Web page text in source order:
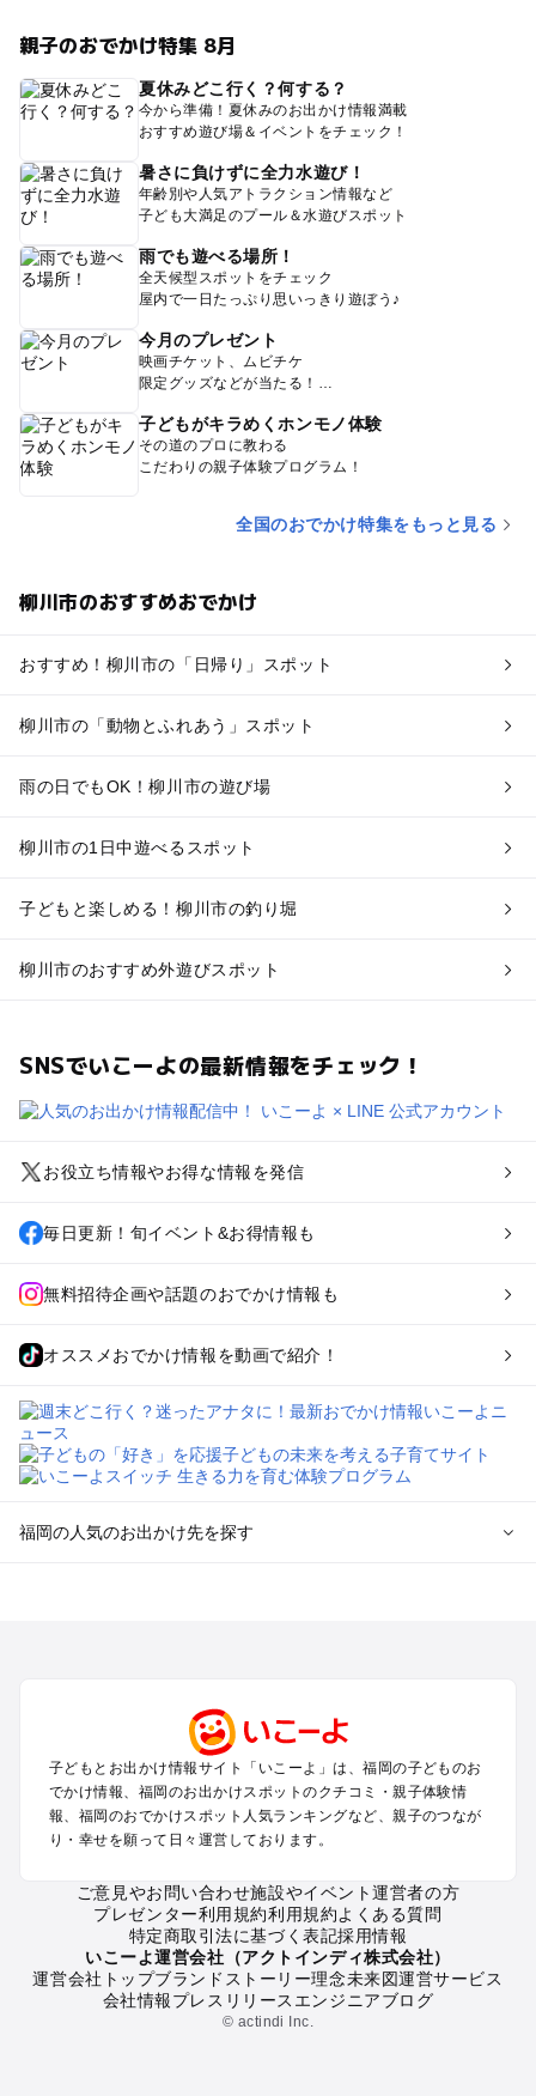
親子のおでかけ特集 8月
夏休みどこ行く？何する？
今から準備！夏休みのお出かけ情報満載
おすすめ遊び場＆イベントをチェック！
暑さに負けずに全力水遊び！
年齢別や人気アトラクション情報など
子ども大満足のプール＆水遊びスポット
雨でも遊べる場所！
全天候型スポットをチェック
屋内で一日たっぷり思いっきり遊ぼう♪
今月のプレゼント
映画チケット、ムビチケ
限定グッズなどが当たる！
子どもがキラめくホンモノ体験
その道のプロに教わる
こだわりの親子体験プログラム！
全国のおでかけ特集をもっと見る
柳川市のおすすめおでかけ
おすすめ！柳川市の「日帰り」スポット
柳川市の「動物とふれあう」スポット
雨の日でもOK！柳川市の遊び場
柳川市の1日中遊べるスポット
子どもと楽しめる！柳川市の釣り堀
柳川市のおすすめ外遊びスポット
SNSでいこーよの最新情報をチェック！
お役立ち情報やお得な情報を発信
毎日更新！旬イベント&お得情報も
無料招待企画や話題のおでかけ情報も
オススメおでかけ情報を動画で紹介！
福岡の人気のお出かけ先を探す
柳川・八女・筑後のプールお出かけ
糸島・前原のプールお出かけ
太宰府・宗像のプールお出かけ
福岡の定番お出かけスポット
福岡の動物園
福岡のバーベキュー
福岡の釣り
福岡の牧場
福岡のプール
子どもとお出かけ情報サイト「いこーよ」は、福岡の子どものお
でかけ情報、福岡のお出かけスポットのクチコミ・親子体験情
報、福岡のおでかけスポット人気ランキングなど、親子のつなが
り・幸せを願って日々運営しております。
ご意見やお問い合わせ施設やイベント運営者の方
プレゼンター利用規約利用規約よくある質問
特定商取引法に基づく表記採用情報
いこーよ運営会社（アクトインディ株式会社）
運営会社トップブランドストーリー理念未来図運営サービス
会社情報プレスリリース エンジニアブログ
© actindi Inc.